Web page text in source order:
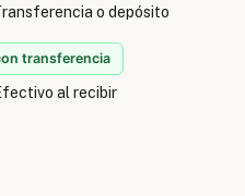
o depósito
transferencia
al recibir